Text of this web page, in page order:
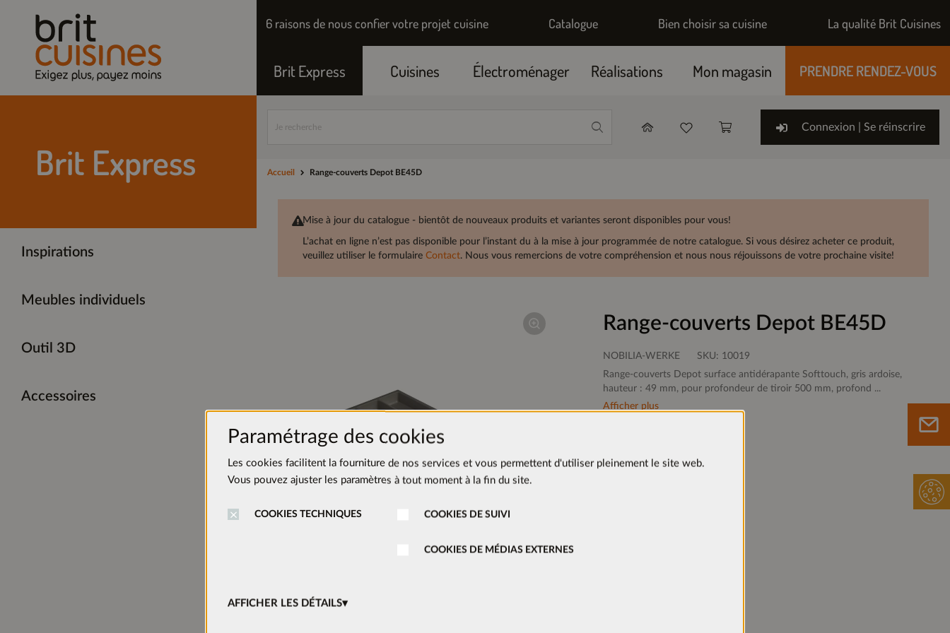
6 raisons de nous confier votre projet cuisine Catalogue Bien choisir sa cuisine La qualité Brit Cuisines
Brit Express Cuisines Électroménager Réalisations Mon magasin PRENDRE RENDEZ-VOUS
Paramétrage des cookies
Les cookies facilitent la fourniture de nos services et vous permettent d'utiliser pleinement le site web.
Vous pouvez ajuster les paramètres à tout moment à la fin du site.
COOKIES TECHNIQUES COOKIES DE SUIVI
COOKIES DE MÉDIAS EXTERNES
AFFICHER LES DÉTAILS
Connexion | Se réinscrire
Brit Express
Inspirations
Meubles individuels
Outil 3D
Accessoires
Accueil Range-couverts Depot BE45D
Mise à jour du catalogue - bientôt de nouveaux produits et variantes seront disponibles pour vous!
L’achat en ligne n’est pas disponible pour l’instant du à la mise à jour programmée de notre catalogue. Si vous désirez acheter ce produit,
veuillez utiliser le formulaire Contact. Nous vous remercions de votre compréhension et nous nous réjouissons de votre prochaine visite!
Range-couverts Depot BE45D
NOBILIA-WERKE SKU: 10019
Range-couverts Depot surface antidérapante Softtouch, gris ardoise,
hauteur : 49 mm, pour profondeur de tiroir 500 mm, profond ...
Afficher plus
Sur le mémo